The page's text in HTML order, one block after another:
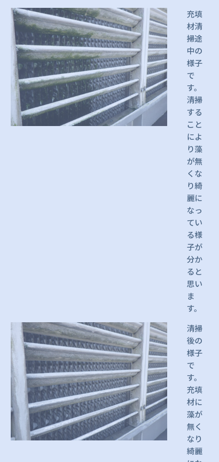
充填
材清
掃途
中の
様子
で
す。
清掃
する
こと
によ
り藻
が無
くな
り綺
麗に
なっ
てい
る様
子が
分か
ると
思い
ま
す。
清掃
後の
様子
で
す。
充填
材に
藻が
無く
なり
綺麗